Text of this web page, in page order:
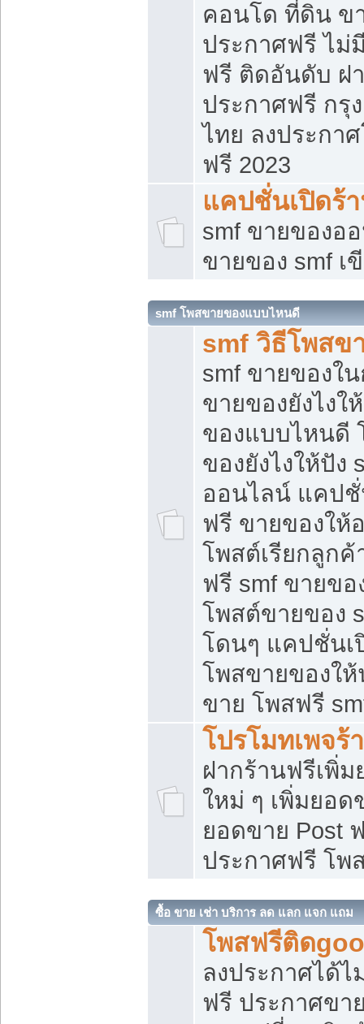
คอนโด ที่ดิน ข
ประกาศฟรี ไม่
ฟรี ติดอันดับ ฝ
ประกาศฟรี กรุ
ไทย ลงประกา
ฟรี 2023
แคปชั่นเปิดร้
smf ขายของอ
ขายของ smf เ
smf โพสขายของแบบไหนดี
smf วิธีโพสข
smf ขายของใ
ขายของยังไง
ของแบบไหนดี
ของยังไงให้ปั
ออนไลน์ แคป
ฟรี ขายของให้
โพสต์เรียกลูกค้
ฟรี smf ขายขอ
โพสต์ขายของ
โดนๆ แคปชั่นเ
โพสขายของใ
ขาย โพสฟรี
โปรโมทเพจร้
ฝากร้านฟรีเพิ่
ใหม่ ๆ เพิ่มยอด
ยอดขาย Post
ประกาศฟรี โพ
ซื้อ ขาย เช่า บริการ ลด แลก แจก แถม
โพสฟรีติด
ลงประกาศได้
ฟรี ประกาศข